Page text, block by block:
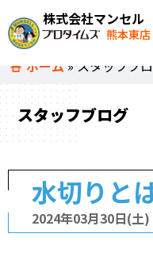
株式会社マンセル
熊本東店
ホーム » スタッフブ
スタッフブログ
水切りと
2024年03月30日(土)